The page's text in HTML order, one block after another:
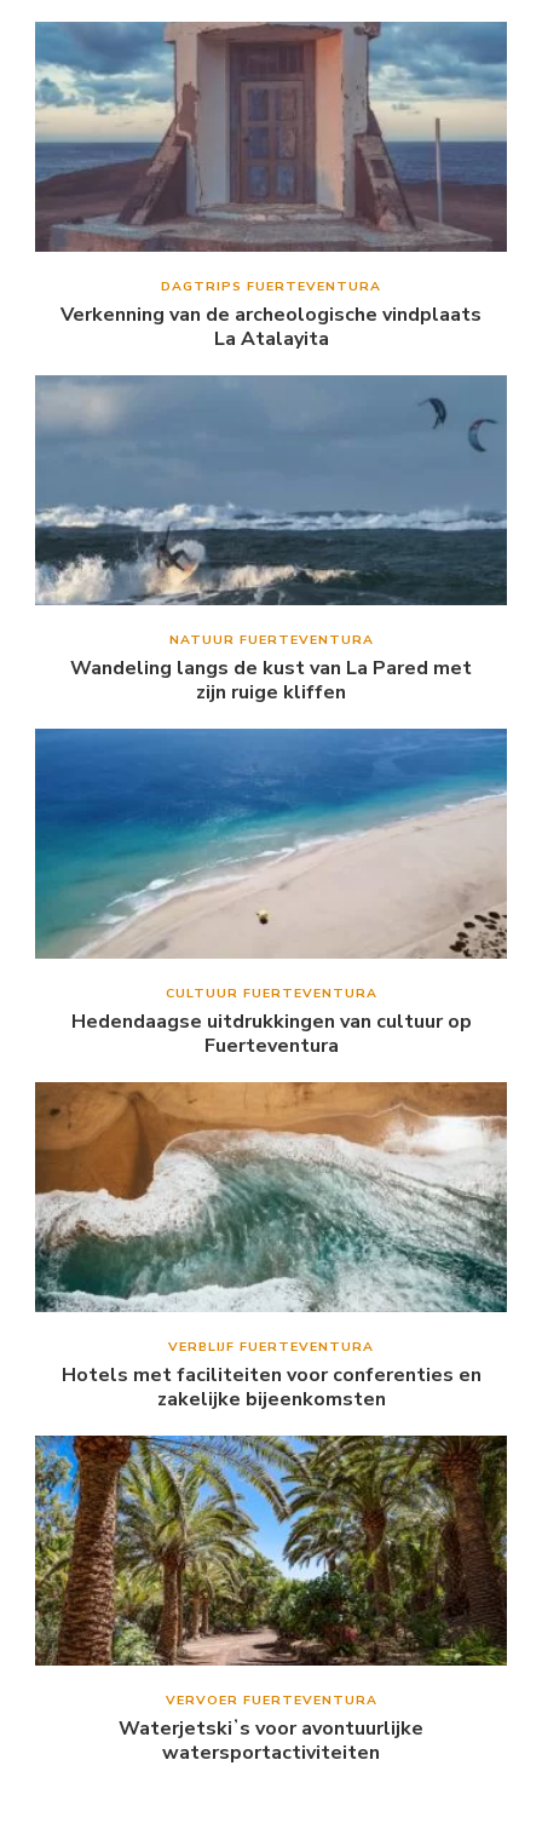
DAGTRIPS FUERTEVENTURA
Verkenning van de archeologische vindplaats
La Atalayita
NATUUR FUERTEVENTURA
Wandeling langs de kust van La Pared met
zijn ruige kliffen
CULTUUR FUERTEVENTURA
Hedendaagse uitdrukkingen van cultuur op
Fuerteventura
VERBLIJF FUERTEVENTURA
Hotels met faciliteiten voor conferenties en
zakelijke bijeenkomsten
VERVOER FUERTEVENTURA
Waterjetskiʼs voor avontuurlijke
watersportactiviteiten